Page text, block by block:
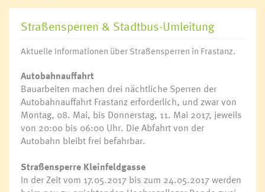
Straßensperren & Stadtbus-Umleitung
Aktuelle Informationen über Straßensperren in Frastanz.
Autobahnauffahrt
Bauarbeiten machen drei nächtliche Sperren der
Autobahnauffahrt Frastanz erforderlich, und zwar von
Montag, 08. Mai, bis Donnerstag, 11. Mai 2017, jeweils
von 20:00 bis 06:00 Uhr. Die Abfahrt von der
Autobahn bleibt frei befahrbar.
Straßensperre Kleinfeldgasse
In der Zeit vom 17.05.2017 bis zum 24.05.2017 werden